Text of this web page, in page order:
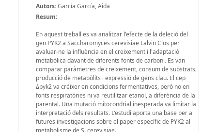
Autors:García García, Aida
Resum:
En aquest treball es va analitzar l'efecte de la deleció del
gen PYK2 a Saccharomyces cerevisiae Lalvin Clos per
avaluar-ne la influència en el creixement i l'adaptació
metabòlica davant de diferents fonts de carboni. Es van
comparar paràmetres de creixement, consum de substrats,
producció de metabòlits i expressió de gens clau. El cep
Δpyk2 va créixer en condicions fermentatives, però no en
fonts respiratòries ni va reutilitzar etanol, a diferència de la
parental. Una mutació mitocondrial inesperada va limitar la
interpretació dels resultats. L'estudi aporta una base per a
futures investigacions sobre el paper específic de PYK2 al
metabolisme de S. cerevisiae.